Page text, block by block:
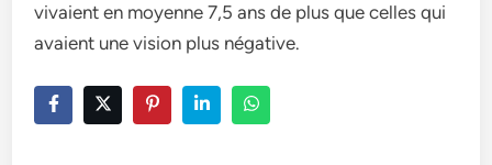
vivaient en moyenne 7,5 ans de plus que celles qui
avaient une vision plus négative.